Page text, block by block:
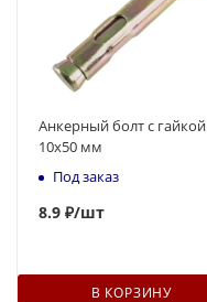
Анкерный болт с гайкой
10x50 мм
Под заказ
8.9 ₽/шт
В КОРЗИНУ